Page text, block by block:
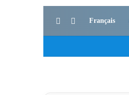
Français الوضع المظلم